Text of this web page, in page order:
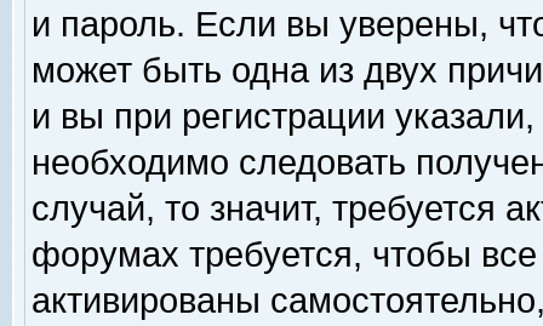
и пароль. Если вы уверены,
может быть одна из двух
и вы при регистрации
необходимо следовать
случай, то значит, требуется
форумах требуется, чтобы
активированы